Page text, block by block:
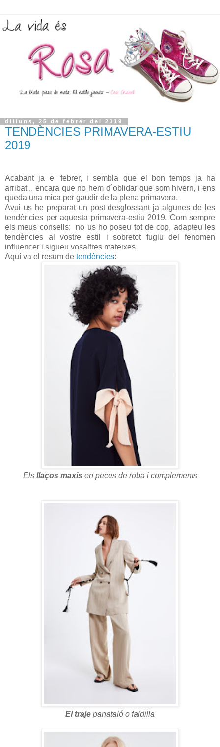
dilluns, 25 de febrer del 2019
TENDÈNCIES PRIMAVERA-ESTIU
2019
Acabant ja el febrer, i sembla que el bon temps ja ha
arribat... encara que no hem d´oblidar que som hivern, i ens
queda una mica per gaudir de la plena primavera.
Avui us he preparat un post desglossant ja algunes de les
tendències per aquesta primavera-estiu 2019. Com sempre
els meus consells: no us ho poseu tot de cop, adapteu les
tendències al vostre estil i sobretot fugiu del fenomen
influencer i sigueu vosaltres mateixes.
Aquí va el resum de tendències:
Els llaços maxis en peces de roba i complements
El traje panataló o faldilla